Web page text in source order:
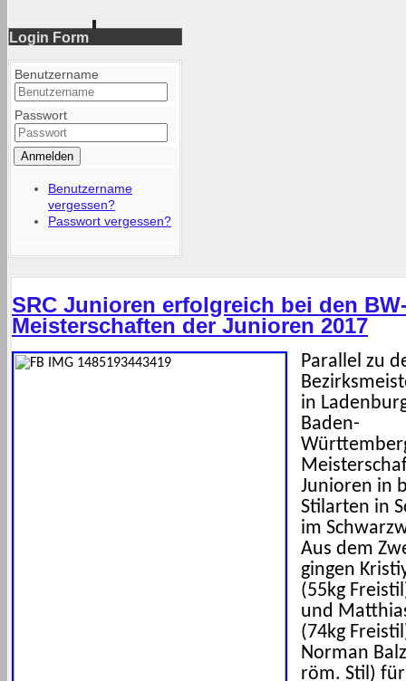
Login Form
Benutzername
Passwort
Anmelden
Benutzername
vergessen?
Passwort vergessen?
SRC Junioren erfolgreich bei den
Meisterschaften der Junioren 2017
Parallel zu
in
Baden-
Junioren in
Stilarten in
im
Aus dem
gingen
(55kg
und
(74kg
Norman
röm. Stil) für